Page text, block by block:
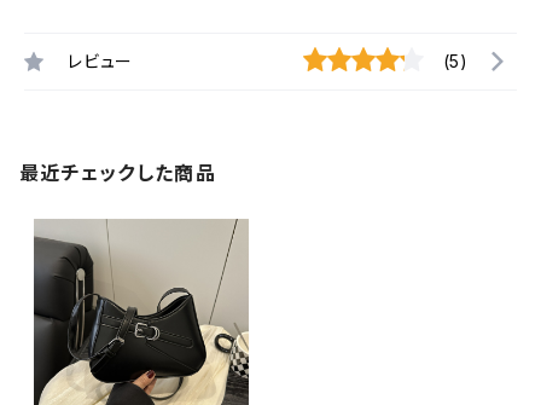
レビュー (5)
最近チェックした商品